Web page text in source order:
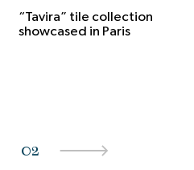
“Tavira” tile collection
showcased in Paris
02